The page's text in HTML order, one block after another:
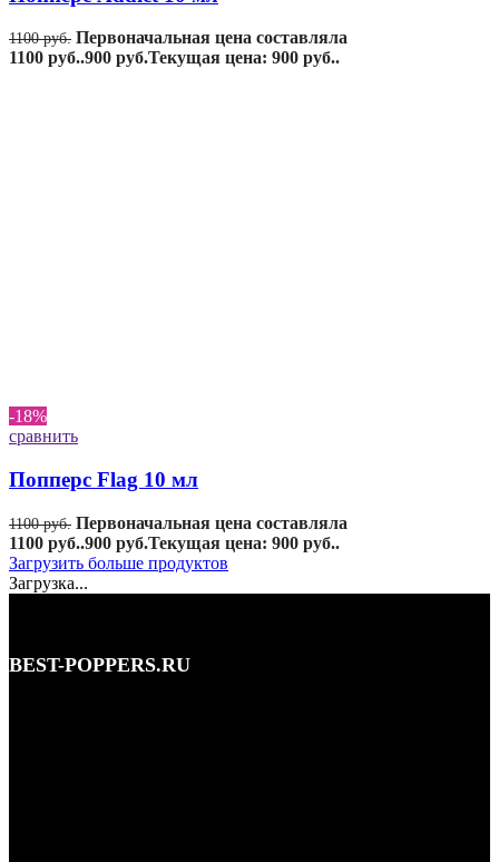
1100руб. Первоначальная цена составляла
1100 руб..900 руб.Текущая цена: 900 руб..
-18%
сравнить
Попперс Flag 10 мл
1100руб. Первоначальная цена составляла
1100 руб..900 руб.Текущая цена: 900 руб..
Загрузить больше продуктов
Загрузка...
BEST-POPPERS.RU